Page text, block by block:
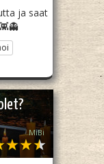
ja saat
MiBi